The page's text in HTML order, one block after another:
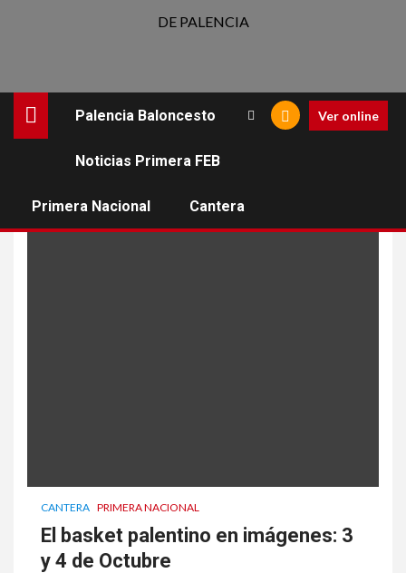
DE PALENCIA
Palencia Baloncesto
Noticias Primera FEB
Primera Nacional Cantera
Ver online
CANTERA PRIMERA NACIONAL
El basket palentino en imágenes: 3
y 4 de Octubre